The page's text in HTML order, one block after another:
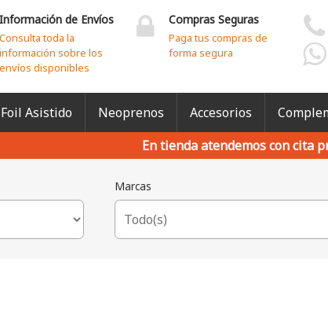
Información de Envíos
Consulta toda la
información sobre los
envíos disponibles
Compras Seguras
Paga tus compras de
forma segura
Foil Asistido Neoprenos Accesorios
En tienda atendemos con cita
Marcas